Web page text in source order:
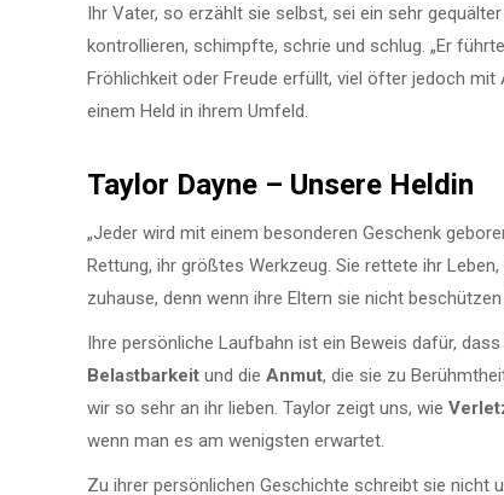
Ihr Vater, so erzählt sie selbst, sei ein sehr
kontrollieren, schimpfte, schrie und schlug. „Er
Fröhlichkeit oder Freude erfüllt, viel öfter jedoch mit
einem Held in ihrem Umfeld.
Taylor Dayne – Unsere Heldin
„Jeder wird mit einem besonderen Geschenk
Rettung, ihr größtes Werkzeug. Sie rettete ihr
zuhause, denn wenn ihre Eltern sie nicht
Ihre persönliche Laufbahn ist ein Beweis dafür,
Belastbarkeit und die Anmut, die sie zu
wir so sehr an ihr lieben. Taylor zeigt uns, wie
wenn man es am wenigsten erwartet.
Zu ihrer persönlichen Geschichte schreibt sie nicht